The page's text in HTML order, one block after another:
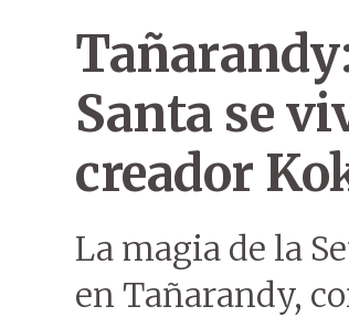
Santa se
creador
La magia de la
en Tañarandy,